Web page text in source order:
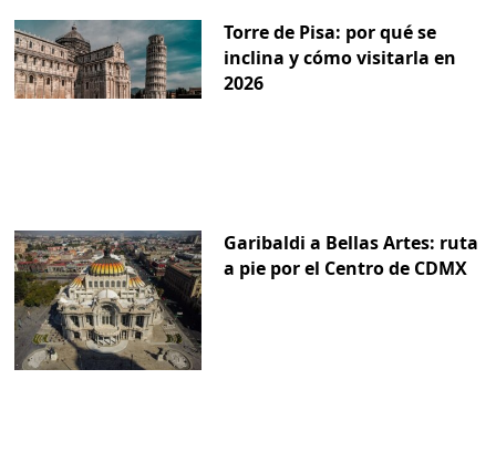
Torre de Pisa: por qué se
inclina y cómo visitarla en
2026
Garibaldi a Bellas Artes: ruta
a pie por el Centro de CDMX